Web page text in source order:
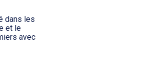
dans les
et le
avec